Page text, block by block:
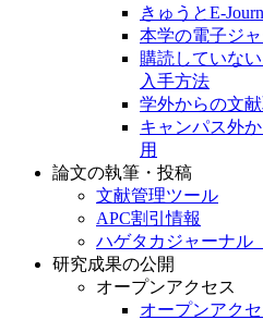
きゅうとE-
本学の電子ジ
購読していな
入手方法
学外からの文
キャンパス外
用
論文の執筆・投稿
文献管理ツール
APC割引情報
ハゲタカジャーナル
研究成果の公開
オープンアクセス
オープンアク